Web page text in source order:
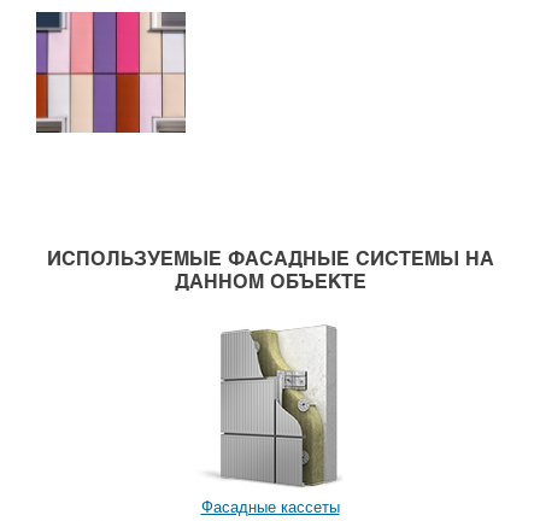
ИСПОЛЬЗУЕМЫЕ ФАСАДНЫЕ СИСТЕМЫ НА
ДАННОМ ОБЪЕКТЕ
Фасадные кассеты